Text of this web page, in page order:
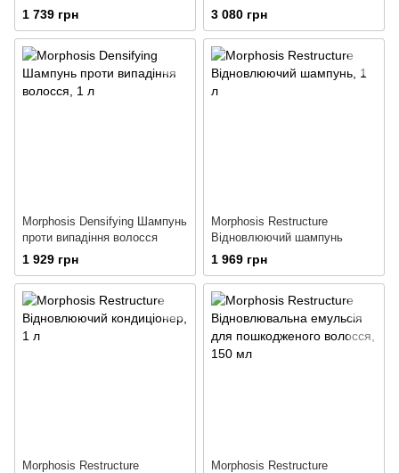
чутливої шкіри голови
1 739 грн
випадіння волосся
3 080 грн
Morphosis Densifying Шампунь
проти випадіння волосся
1 929 грн
Morphosis Restructure
Відновлюючий шампунь
1 969 грн
Morphosis Restructure
Morphosis Restructure